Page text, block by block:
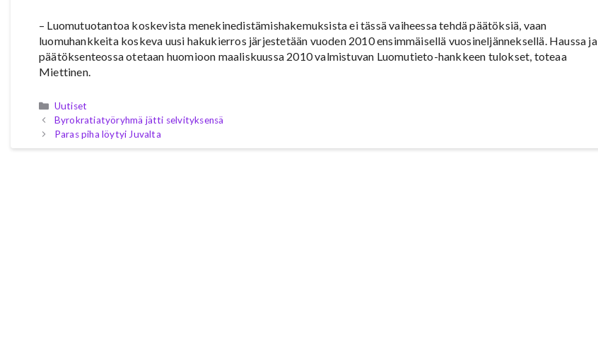
– Luomutuotantoa koskevista menekinedistämishakemuksista ei tässä vaiheessa tehdä päätöksiä, vaan
luomuhankkeita koskeva uusi hakukierros järjestetään vuoden 2010 ensimmäisellä vuosineljänneksellä. Haussa ja
päätöksenteossa otetaan huomioon maaliskuussa 2010 valmistuvan Luomutieto-hankkeen tulokset, toteaa
Miettinen.
Kategoriat
Uutiset
Byrokratiatyöryhmä jätti selvityksensä
Paras piha löytyi Juvalta